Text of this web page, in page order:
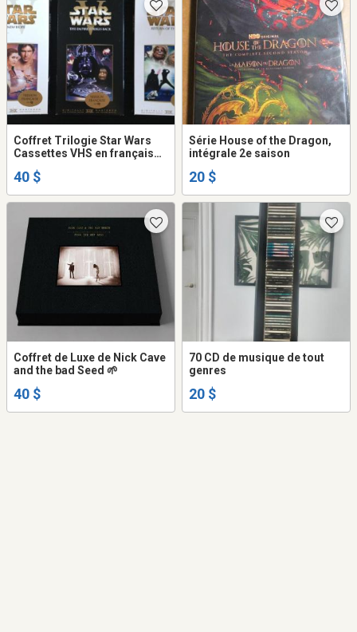
Coffret Trilogie Star Wars
Cassettes VHS en français
40 $
Série House of the Dragon,
intégrale 2e saison
20 $
Coffret de Luxe de Nick Cave
and the bad Seed 🌱
40 $
70 CD de musique de tout
genres
20 $